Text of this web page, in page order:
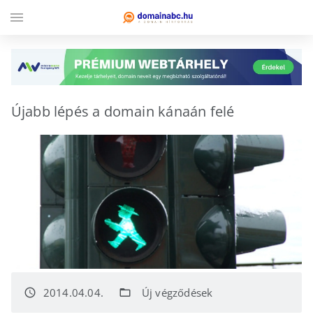
Újabb lépés a domain kánaán felé
access_time 2014.04.04. folder_open Új végződések
menu